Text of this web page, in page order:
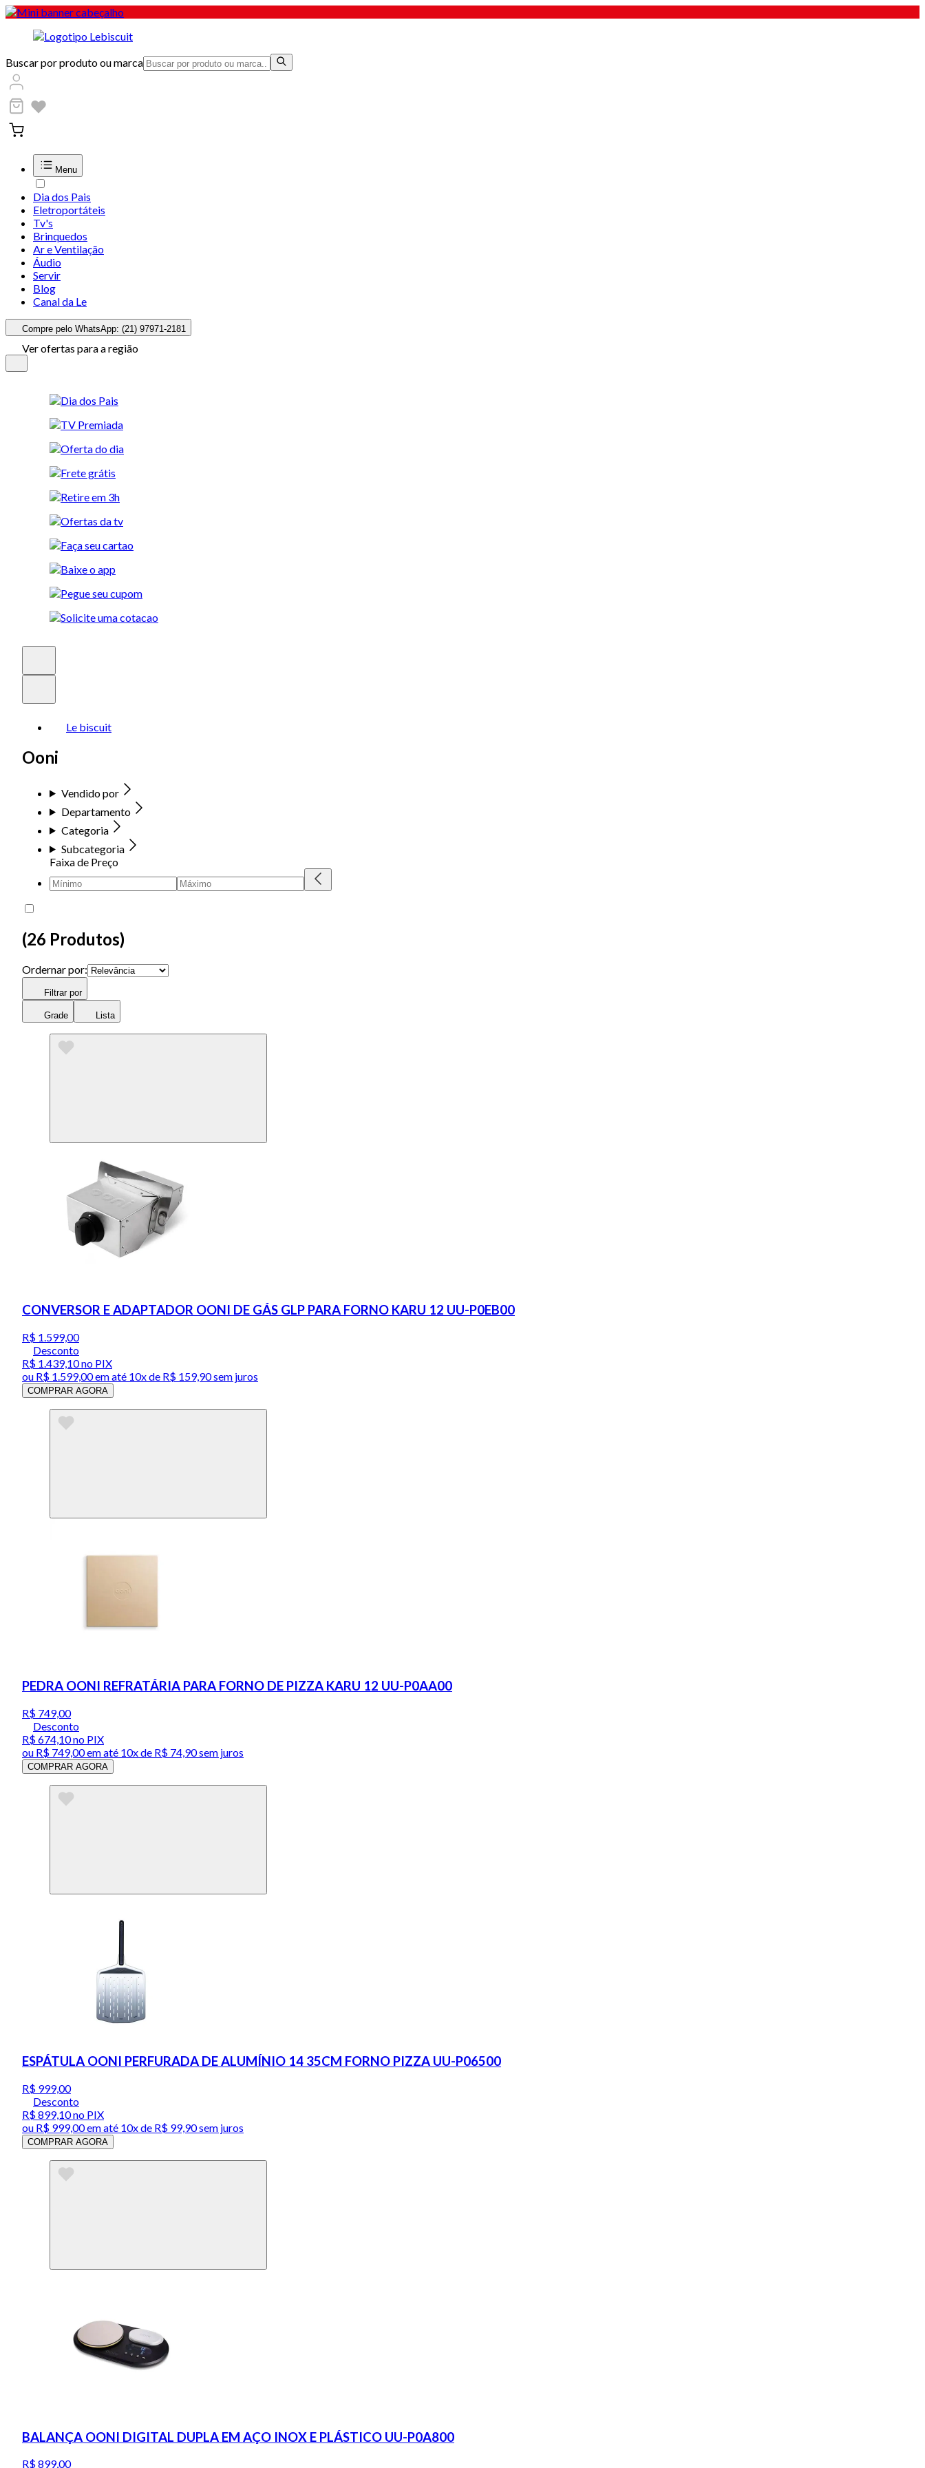
Buscar por produto ou marca
Menu
Dia dos Pais
Eletroportáteis
Tv's
Brinquedos
Ar e Ventilação
Áudio
Servir
Blog
Canal da Le
Compre pelo WhatsApp: (21) 97971-2181
Ver ofertas para a região
Le biscuit
Ooni
Vendido por
Departamento
Categoria
Subcategoria
Faixa de Preço
(26 Produtos)
Ordernar por:
Filtrar por
Grade Lista
CONVERSOR E ADAPTADOR OONI DE GÁS GLP PARA FORNO KARU 12 UU-P0EB00
R$ 1.599,00
Desconto
R$ 1.439,10no PIX
ou R$ 1.599,00em até 10x de R$ 159,90 sem juros
COMPRAR AGORA
PEDRA OONI REFRATÁRIA PARA FORNO DE PIZZA KARU 12 UU-P0AA00
R$ 749,00
Desconto
R$ 674,10no PIX
ou R$ 749,00em até 10x de R$ 74,90 sem juros
COMPRAR AGORA
ESPÁTULA OONI PERFURADA DE ALUMÍNIO 14 35CM FORNO PIZZA UU-P06500
R$ 999,00
Desconto
R$ 899,10no PIX
ou R$ 999,00em até 10x de R$ 99,90 sem juros
COMPRAR AGORA
BALANÇA OONI DIGITAL DUPLA EM AÇO INOX E PLÁSTICO UU-P0A800
R$ 899,00